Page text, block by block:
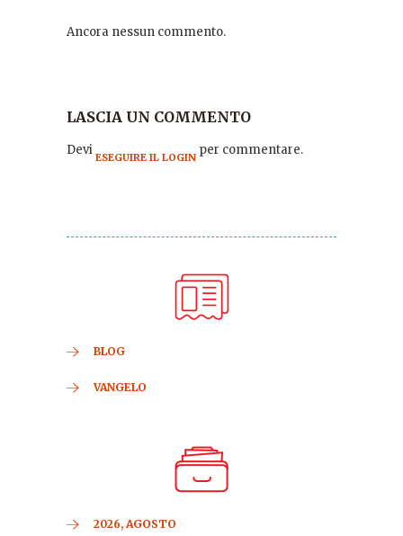
Ancora nessun commento.
LASCIA UN COMMENTO
Devi ESEGUIRE IL LOGIN per commentare.
BLOG
VANGELO
2026, AGOSTO